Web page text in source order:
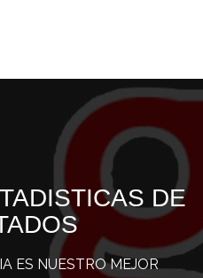
DE
ES NUESTRO MEJOR